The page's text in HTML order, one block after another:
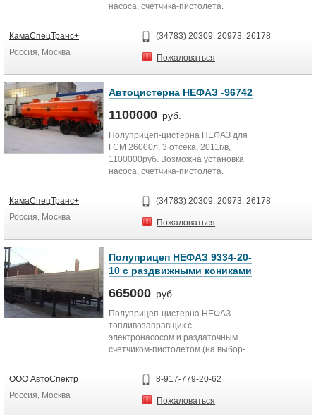
насоса, счетчика-пистолета.
КамаСпецТранс+
Россия, Москва
(34783) 20309, 20973, 26178
Пожаловаться
Автоцистерна НЕФАЗ -96742
1100000 руб.
Полуприцеп-цистерна НЕФАЗ для
ГСМ 26000л, 3 отсека, 2011г/в,
1100000руб. Возможна установка
насоса, счетчика-пистолета.
КамаСпецТранс+
Россия, Москва
(34783) 20309, 20973, 26178
Пожаловаться
Полуприцеп НЕФАЗ 9334-20-
10 с раздвижными кониками
665000 руб.
Полуприцеп-цистерна НЕФАЗ
топливозаправщик с
электронасосом и раздаточным
счетчиком-пистолетом (на выбор-
дизельное...
ООО АвтоСпектр
Россия, Москва
8-917-779-20-62
Пожаловаться